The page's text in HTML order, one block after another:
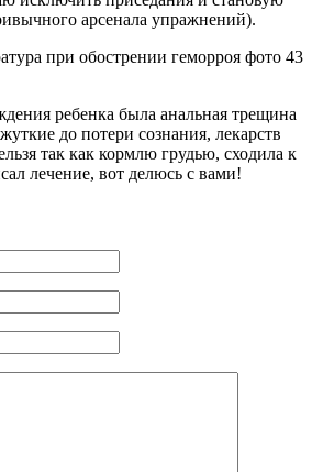
арсенала упражнений).
ребенка была анальная трещина
до потери сознания, лекарств
так как кормлю грудью, сходила к
лечение, вот делюсь с вами!